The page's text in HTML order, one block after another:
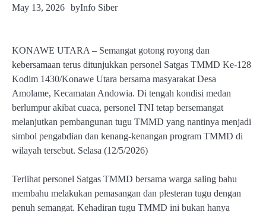
May 13, 2026 byInfo Siber
KONAWE UTARA – Semangat gotong royong dan
kebersamaan terus ditunjukkan personel Satgas TMMD Ke-128
Kodim 1430/Konawe Utara bersama masyarakat Desa
Amolame, Kecamatan Andowia. Di tengah kondisi medan
berlumpur akibat cuaca, personel TNI tetap bersemangat
melanjutkan pembangunan tugu TMMD yang nantinya menjadi
simbol pengabdian dan kenang-kenangan program TMMD di
wilayah tersebut. Selasa (12/5/2026)
Terlihat personel Satgas TMMD bersama warga saling bahu
membahu melakukan pemasangan dan plesteran tugu dengan
penuh semangat. Kehadiran tugu TMMD ini bukan hanya